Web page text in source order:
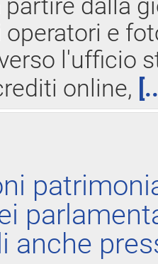
partire dalla
operatori e
l'ufficio
online,
anche